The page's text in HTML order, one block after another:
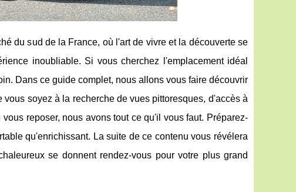
du sud de la France, où l'art de vivre et la découverte se
inoubliable. Si vous cherchez l'emplacement idéal
Dans ce guide complet, nous allons vous faire découvrir
soyez à la recherche de vues pittoresques, d'accès à
reposer, nous avons tout ce qu'il vous faut. Préparez-
qu'enrichissant. La suite de ce contenu vous révélera
se donnent rendez-vous pour votre plus grand